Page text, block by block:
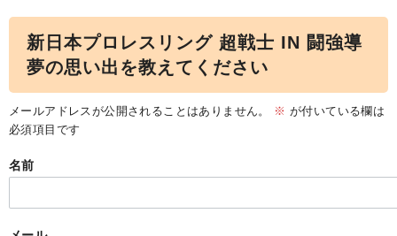
新日本プロレスリング 超戦士 IN 闘強導
夢の思い出を教えてください
メールアドレスが公開されることはありません。 ※ が付いている欄は
必須項目です
名前